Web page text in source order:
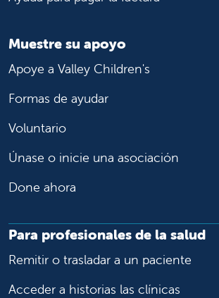
Muestre su apoyo
Apoye a Valley Children's
Formas de ayudar
Voluntario
Únase o inicie una asociación
Done ahora
Para profesionales de la salud
Remitir o trasladar a un paciente
Acceder a historias las clínicas